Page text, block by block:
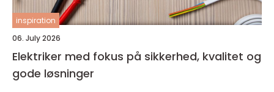
inspiration
06. July 2026
Elektriker med fokus på sikkerhed, kvalitet og
gode løsninger